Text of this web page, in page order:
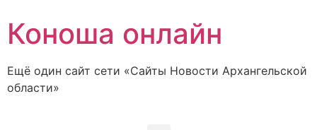
Коноша онлайн
Ещё один сайт сети «Сайты Новости Архангельской
области»